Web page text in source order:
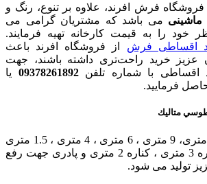
فروشگاه فرش افرند، علاوه بر تنوع، رنگ و
می باشد که مشتریان گرامی می
خود را به قیمت کارخانه تهیه فرمایند.
اقساطی فرش از فروشگاه افرند باعث
خرید راحت‌تری داشته باشند، جهت
اقساطی با شماره تلفن09378261892 یا
فرمایید.
متاليك
این فرش در ابعاد 12 متری، 9 متری ، 6 متری ، 4 متری ، 1.5 متری
، کناره 4 متری ، کناره 3 متری ، کناره 2 متری و پادری جهت رفع
تولید می شود.